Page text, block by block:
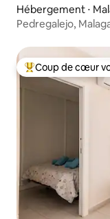
Hébergement ⋅
Pedregalejo,
Coups de cœur
Coup de cœur